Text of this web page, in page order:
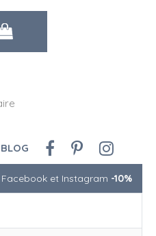
BLOG
Facebook et Instagram -10%